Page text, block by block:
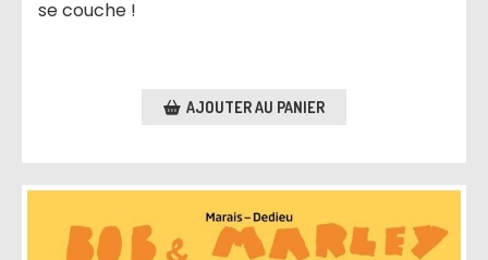
se couche !
AJOUTER AU PANIER